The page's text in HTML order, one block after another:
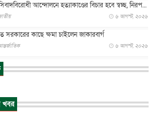
আন্দোলনে হত্যাকাণ্ডের বিচার হবে স্বচ্ছ, নিরপ...
৬ আগস্ট, ২০২৬
সরকারের কাছে ক্ষমা চাইলেন জাকারবার্গ
৬ আগস্ট, ২০২৬
ট্রাম্পের হেলিকপ্টার ও যাত্রীবাহী বিমান মুখোমুখি, তদন্...
৬ আগস্ট, ২০২৬
খবর